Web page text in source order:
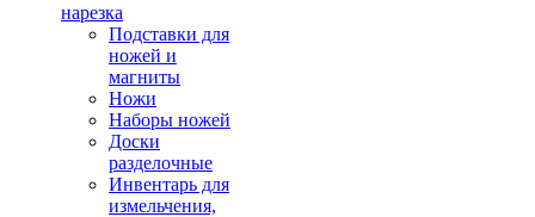
нарезка
Подставки для
ножей и
магниты
Ножи
Наборы ножей
Доски
разделочные
Инвентарь для
измельчения,